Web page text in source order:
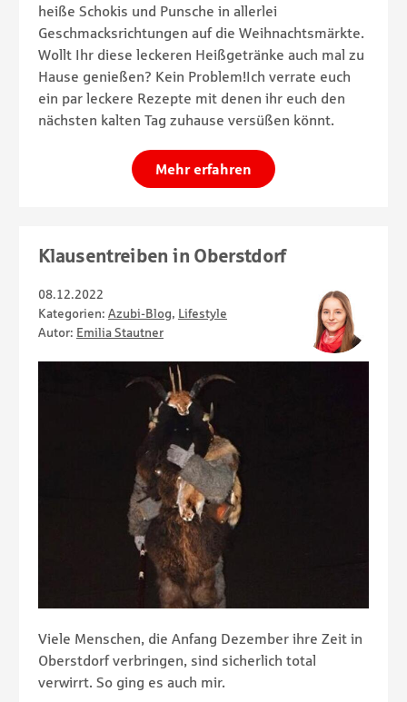
heiße Schokis und Punsche in allerlei
Geschmacksrichtungen auf die Weihnachtsmärkte.
Wollt Ihr diese leckeren Heißgetränke auch mal zu
Hause genießen? Kein Problem!Ich verrate euch
ein par leckere Rezepte mit denen ihr euch den
nächsten kalten Tag zuhause versüßen könnt.
Mehr erfahren
Klausentreiben in Oberstdorf
08.12.2022
Kategorien: Azubi-Blog, Lifestyle
Autor: Emilia Stautner
Viele Menschen, die Anfang Dezember ihre Zeit in
Oberstdorf verbringen, sind sicherlich total
verwirrt. So ging es auch mir.